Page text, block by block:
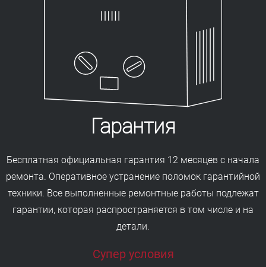
Гарантия
Бесплатная официальная гарантия 12 месяцев с начала
ремонта. Оперативное устранение поломок гарантийной
техники. Все выполненные ремонтные работы подлежат
гарантии, которая распространяется в том числе и на
детали.
Супер условия